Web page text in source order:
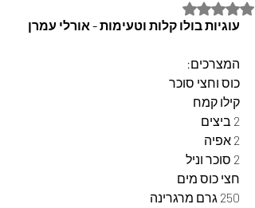
דירוג של NaN מתוך 5 כוכבים
עוגיות בולו קלות וטעימות - אורלי עמרן
המצרכים:
כוס וחצי סוכר
קילו קמח
2 ביצים
2 אפיה
2 סוכר וניל
חצי כוס מים
250 גרם מרגרינה